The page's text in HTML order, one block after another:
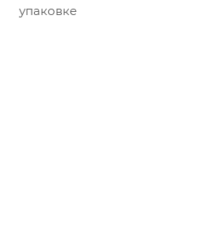
упаковке